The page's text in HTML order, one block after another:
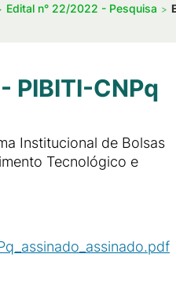
Edital n° 22/2022 - Pesquisa
PIBITI-CNPq
Institucional de Bolsas
Tecnológico e